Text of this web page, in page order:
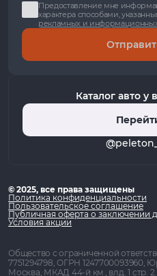
Предоставление мне
характера способами,
рекламных и
Каталог авто у
© 2025, все права защищены
Политика конфиденциальности
Пользовательское соглашение
Публичная оферта о заключении
Условия акции
Общество с ограниченной
7751294798, ОГРН 1247700093960,
Москва, МКАД 44-й км , влд. 1 стр.